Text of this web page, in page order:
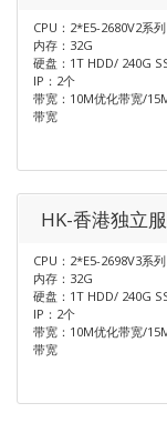
CPU：2*E5-2680V2系
内存：32G
硬盘：1T HDD/ 240G
IP：2个
带宽：10M优化带宽/
带宽
HK-香港独立
CPU：2*E5-2698V3系
内存：32G
硬盘：1T HDD/ 240G
IP：2个
带宽：10M优化带宽/
带宽